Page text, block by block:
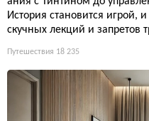
История становится игрой,
скучных лекций и запретов
Путешествия 18 235